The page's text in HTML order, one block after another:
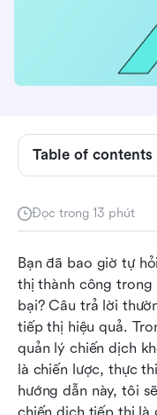
Đọc trong 13 phút
Bạn đã bao giờ tự
thị thành công trong
bại? Câu trả lời
tiếp thị hiệu quả.
quản lý chiến dịch
là chiến lược, thực
hướng dẫn này, tôi
chiến dịch tiếp thị là
Table of contents
Quản lý chiến
Tại sao quản lý
hiệu quả
Quản lý chiến
Mẫu quản lý
Đo lường thành
Mẹo tối ưu hóa
Kết luận